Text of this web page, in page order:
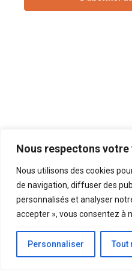
Nous respectons votre
Nous utilisons des cookies
de navigation, diffuser des
personnalisés et analyser
accepter », vous consentez à
Personnaliser Tout